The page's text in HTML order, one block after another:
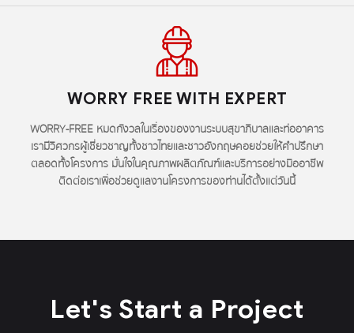
WORRY FREE WITH EXPERT
WORRY-FREE หมดกังวลในเรื่องของงานระบบสุขาภิบาลและท่ออาคาร
เรามีวิศวกรผู้เชี่ยวชาญทั้งชาวไทยและชาวอังกฤษคอยช่วยให้คำปรึกษา
ตลอดทั้งโครงการ มั่นใจในคุณภาพผลิตภัณฑ์และบริการอย่างมืออาชีพ
ติดต่อเราเพื่อช่วยดูแลงานโครงการของท่านได้ตั้งแต่วันนี้
Let's Start a Project